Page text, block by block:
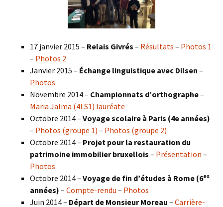
17 janvier 2015 – Relais Givrés – Résultats – Photos 1
– Photos 2
Janvier 2015 – Échange linguistique avec Dilsen –
Photos
Novembre 2014 – Championnats d’orthographe–
Maria Jalma (4LS1) lauréate
Octobre 2014 – Voyage scolaire à Paris (4e années)
– Photos (groupe 1) – Photos (groupe 2)
Octobre 2014 – Projet pour la restauration du
patrimoine immobilier bruxellois – Présentation –
Photos
Octobre 2014 – Voyage de fin d’études à Rome (6es
années) – Compte-rendu – Photos
Juin 2014 – Départ de Monsieur Moreau – Carrière-